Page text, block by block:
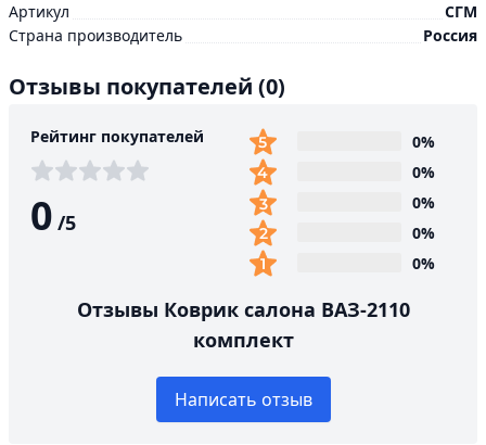
Артикул
СГМ
Страна производитель
Россия
Отзывы покупателей (0)
Рейтинг покупателей
0 /5
0%
0%
0%
0%
0%
Отзывы Коврик салона ВАЗ-2110
комплект
Написать отзыв